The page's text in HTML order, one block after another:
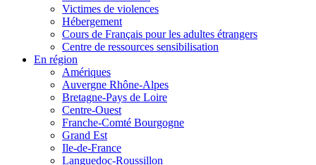
Victimes de violences
Hébergement
Cours de Français pour les adultes étrangers
Centre de ressources sensibilisation
En région
Amériques
Auvergne Rhône-Alpes
Bretagne-Pays de Loire
Centre-Ouest
Franche-Comté Bourgogne
Grand Est
Ile-de-France
Languedoc-Roussillon